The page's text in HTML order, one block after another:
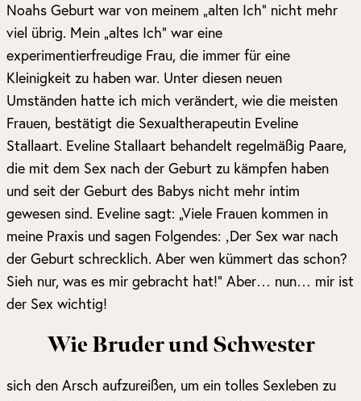
Noahs Geburt war von meinem „alten Ich“ nicht mehr
viel übrig. Mein „altes Ich“ war eine
experimentierfreudige Frau, die immer für eine
Kleinigkeit zu haben war. Unter diesen neuen
Umständen hatte ich mich verändert, wie die meisten
Frauen, bestätigt die Sexualtherapeutin Eveline
Stallaart. Eveline Stallaart behandelt regelmäßig Paare,
die mit dem Sex nach der Geburt zu kämpfen haben
und seit der Geburt des Babys nicht mehr intim
gewesen sind. Eveline sagt: „Viele Frauen kommen in
meine Praxis und sagen Folgendes: ‚Der Sex war nach
der Geburt schrecklich. Aber wen kümmert das schon?
Sieh nur, was es mir gebracht hat!“ Aber… nun… mir ist
der Sex wichtig!
Wie Bruder und Schwester
sich den Arsch aufzureißen, um ein tolles Sexleben zu